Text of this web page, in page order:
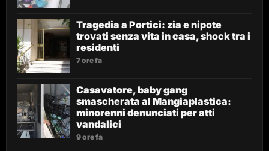
Tragedia a Portici: zia e nipote
trovati senza vita in casa, shock tra i
residenti
7 ore fa
Casavatore, baby gang
smascherata al Mangiaplastica:
minorenni denunciati per atti
vandalici
9 ore fa